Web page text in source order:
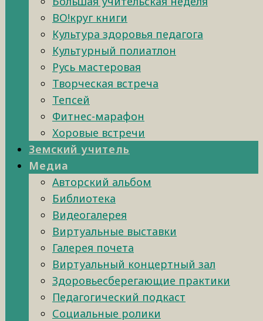
ВО!круг книги
Культура здоровья педагога
Культурный полиатлон
Русь мастеровая
Творческая встреча
Тепсей
Фитнес-марафон
Хоровые встречи
Земский учитель
Медиа
Авторский альбом
Библиотека
Видеогалерея
Виртуальные выставки
Галерея почета
Виртуальный концертный зал
Здоровьесберегающие практики
Педагогический подкаст
Социальные ролики